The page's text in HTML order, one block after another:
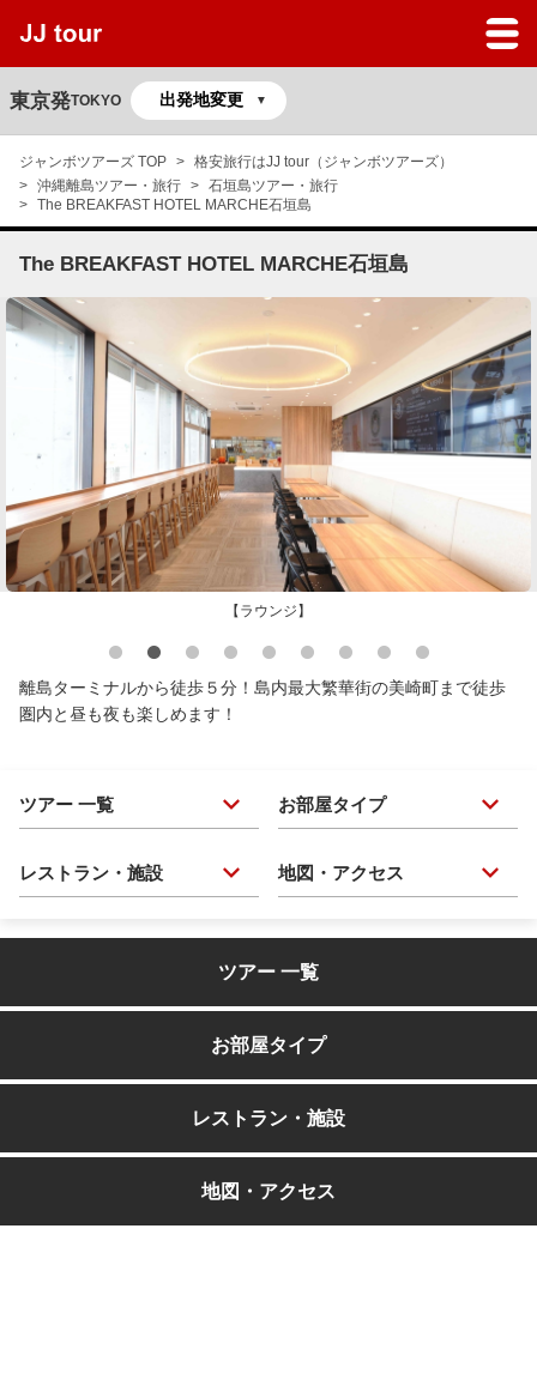
東京発TOKYO
JJツアーのサービスガイド
よくある質問
予約の確認
ジャンボツアーズ TOP
格安旅行はJJ tour（ジャンボツアーズ）
沖縄離島ツアー・旅行
石垣島ツアー・旅行
The BREAKFAST HOTEL MARCHE石垣島
The BREAKFAST HOTEL MARCHE石垣島
【ラウンジ】
離島ターミナルから徒歩５分！島内最大繁華街の美崎町まで徒歩
圏内と昼も夜も楽しめます！
ツアー 一覧 お部屋タイプ
レストラン・施設 地図・アクセス
ツアー 一覧
お部屋タイプ
レストラン・施設
地図・アクセス